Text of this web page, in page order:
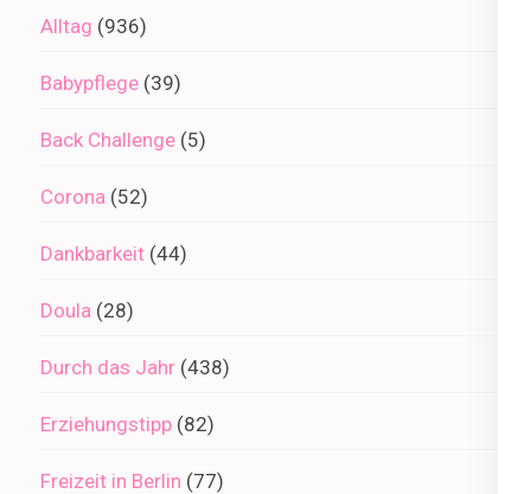
Alltag (936)
Babypflege (39)
Back Challenge (5)
Corona (52)
Dankbarkeit (44)
Doula (28)
Durch das Jahr (438)
Erziehungstipp (82)
Freizeit in Berlin (77)